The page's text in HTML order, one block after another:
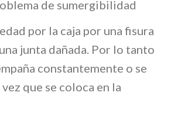
de sumergibilidad
por la caja por una fisura
junta dañada. Por lo tanto
constantemente o se
que se coloca en la